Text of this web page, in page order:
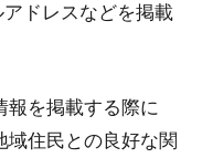
ドレスなどを掲載
報を掲載する際に
域住民との良好な関